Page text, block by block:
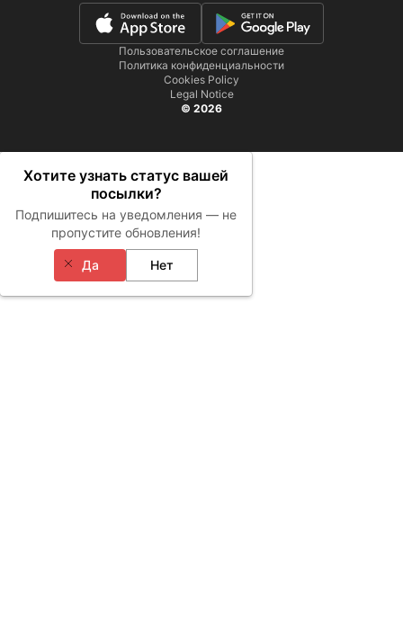
Пользовательское соглашение
Политика конфиденциальности
Cookies Policy
Legal Notice
© 2026
Хотите узнать статус вашей
посылки?
Подпишитесь на уведомления — не
пропустите обновления!
Да Нет